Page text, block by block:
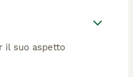
il suo aspetto